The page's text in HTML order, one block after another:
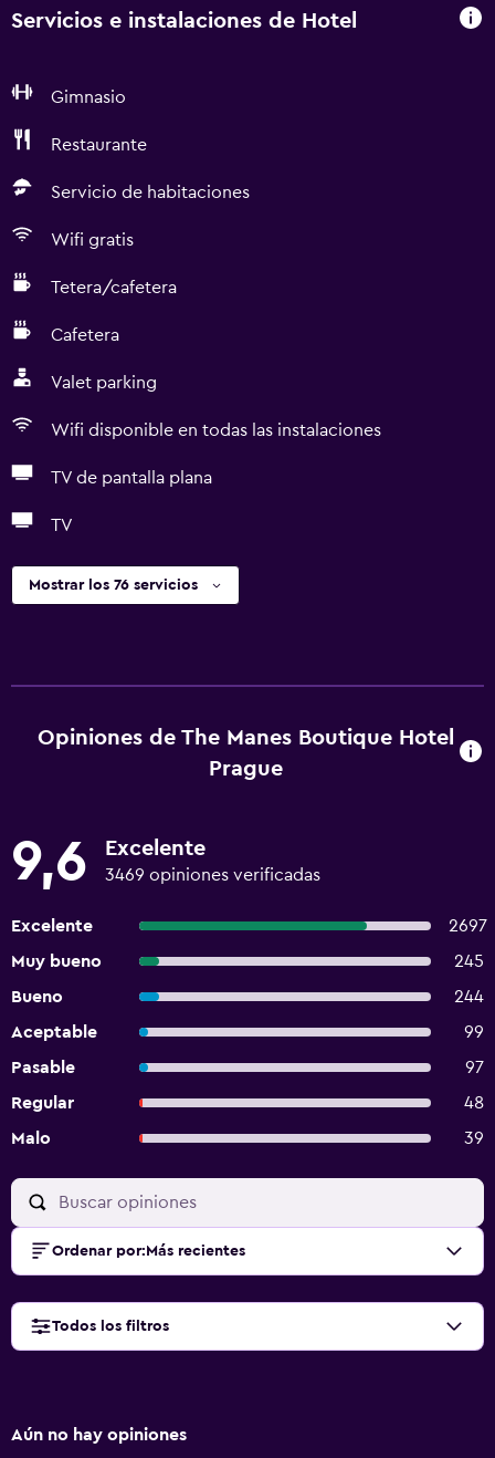
Servicios e instalaciones de Hotel
Gimnasio
Restaurante
Servicio de habitaciones
Wifi gratis
Tetera/cafetera
Cafetera
Valet parking
Wifi disponible en todas las instalaciones
TV de pantalla plana
TV
Mostrar los 76 servicios
Opiniones de The Manes Boutique Hotel
Prague
9,6 Excelente
3469 opiniones verificadas
Excelente
2697
Muy bueno
245
Bueno
244
Aceptable
99
Pasable
97
Regular
48
Malo
39
Ordenar por: Más recientes
Todos los filtros
Aún no hay opiniones